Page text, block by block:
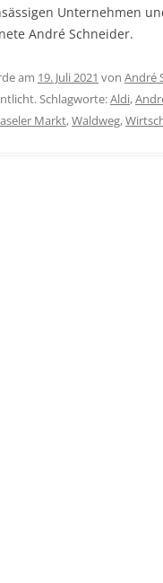
Unternehmen
André Schneider.
am 19. Juli 2021 von André
Schlagworte:Aldi,
Markt,Waldweg,